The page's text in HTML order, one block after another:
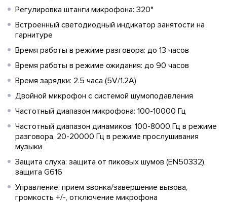
Регулировка штанги микрофона: 320°
Встроенный светодиодный индикатор занятости на
гарнитуре
Время работы в режиме разговора: до 13 часов
Время работы в режиме ожидания: до 90 часов
Время зарядки: 2.5 часа (5V/1.2A)
Двойной микрофон с системой шумоподавления
Частотный диапазон микрофона: 100-10000 Гц
Частотный диапазон динамиков: 100-8000 Гц в режиме
разговора, 20-20000 Гц в режиме прослушивания
музыки
Защита слуха: защита от пиковых шумов (EN50332),
защита G616
Управление: прием звонка/завершение вызова,
громкость +/-, отключение микрофона